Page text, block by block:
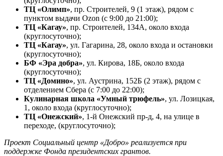
ТЦ «Олимп», пр. Строителей, 9 (1 этаж), рядом с
пунктом выдачи Ozon (с 9:00 до 21:00);
ТЦ «Кагау», пр. Строителей, 134А, около входа
(круглосуточно);
ТЦ «Кагау», ул. Гагарина, 28, около входа и остановки
(круглосуточно);
БФ «Эра добра», ул. Кирова, 18Б, около входа
(круглосуточно);
ТЦ «Домино», ул. Аустрина, 152Б (2 этаж), рядом с
отделением Сбера (с 7:00 до 22:00);
Кулинарная школа «Умный трюфель», ул. Лозицкая,
1, около входа (круглосуточно);
ТЦ «Онежский», 1-й Онежский пр-д, 4, на улице в
переходе, (круглосуточно);
Проект Социальный центр «Добро» реализуется при
поддержке Фонда президентских грантов.